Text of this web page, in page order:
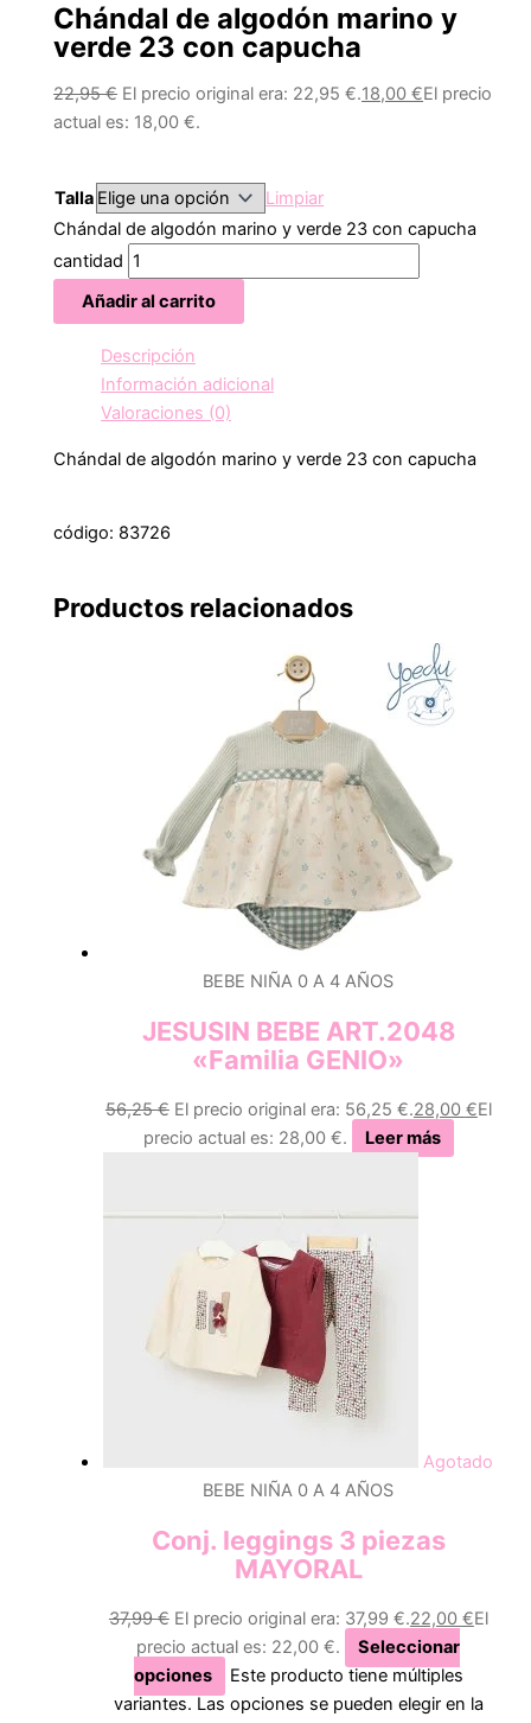
Chándal de algodón marino y
verde 23 con capucha
22,95€ El precio original era: 22,95 €.18,00€El precio
actual es: 18,00 €.
Talla
Limpiar
Chándal de algodón marino y verde 23 con capucha
cantidad
Añadir al carrito
Descripción
Información adicional
Valoraciones (0)
Chándal de algodón marino y verde 23 con capucha
código: 83726
Productos relacionados
BEBE NIÑA 0 A 4 AÑOS
JESUSIN BEBE ART.2048
«Familia GENIO»
56,25€ El precio original era: 56,25 €.28,00 €El
precio actual es: 28,00 €.
Leer más
Agotado
BEBE NIÑA 0 A 4 AÑOS
Conj. leggings 3 piezas
MAYORAL
37,99€ El precio original era: 37,99 €.22,00 €El
precio actual es: 22,00 €.
Seleccionar
opciones
Este producto tiene múltiples
variantes. Las opciones se pueden elegir en la